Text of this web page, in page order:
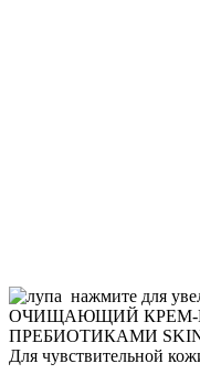
нажмите для
ОЧИЩАЮЩИЙ КРЕМ-
ПРЕБИОТИКАМИ
Для чувствительной